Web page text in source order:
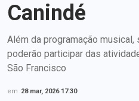
Canindé
Além da programação
poderão participar das
São Francisco
em 28 mar, 2026 17:30